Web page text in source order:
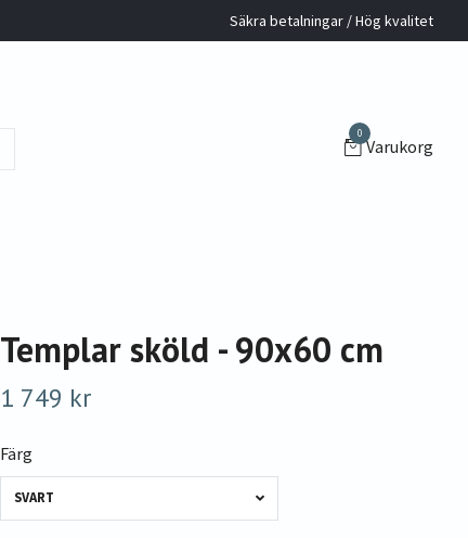
Säkra betalningar / Hög kvalitet
0
Varukorg
Templar sköld - 90x60 cm
1 749 kr
Färg
SVART